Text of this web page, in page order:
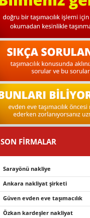
SON FİRMALAR
sarayönü nakli̇ye
ankara nakliyat şirketi
güven evden eve taşımacılık
özkan kardeşler nakliyat